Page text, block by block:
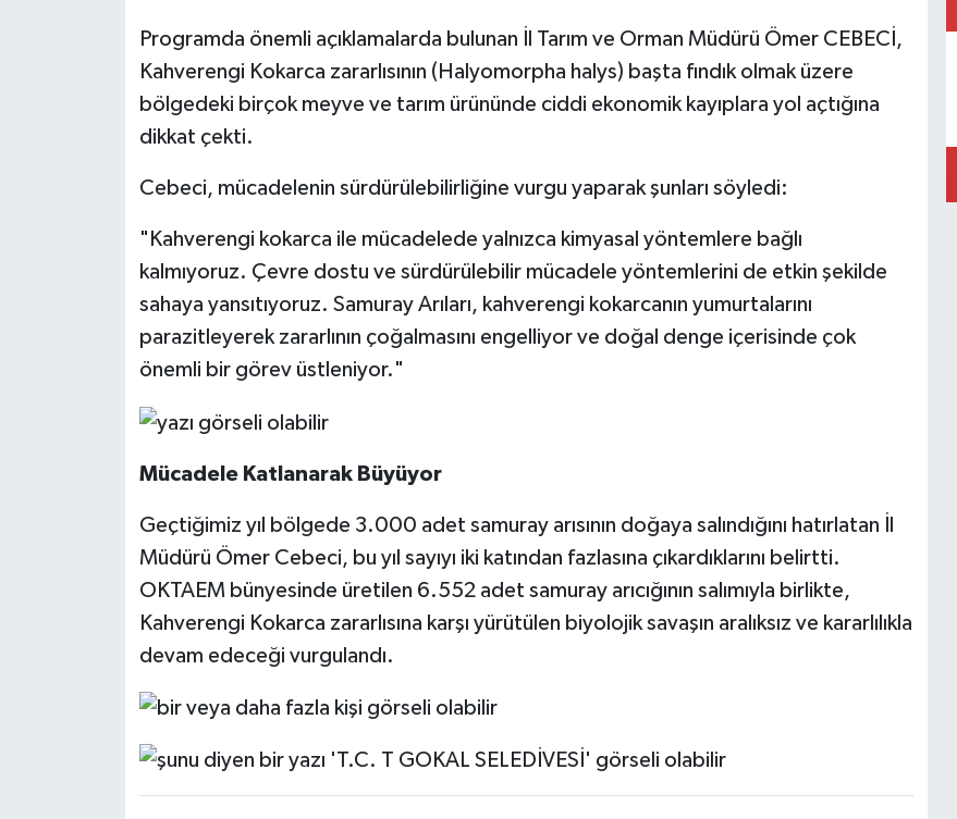
Programda önemli açıklamalarda bulunan İl Tarım ve Orman Müdürü Ömer CEBECİ,
Kahverengi Kokarca zararlısının (Halyomorpha halys) başta fındık olmak üzere
bölgedeki birçok meyve ve tarım ürününde ciddi ekonomik kayıplara yol açtığına
dikkat çekti.
Cebeci, mücadelenin sürdürülebilirliğine vurgu yaparak şunları söyledi:
"Kahverengi kokarca ile mücadelede yalnızca kimyasal yöntemlere bağlı
kalmıyoruz. Çevre dostu ve sürdürülebilir mücadele yöntemlerini de etkin şekilde
sahaya yansıtıyoruz. Samuray Arıları, kahverengi kokarcanın yumurtalarını
parazitleyerek zararlının çoğalmasını engelliyor ve doğal denge içerisinde çok
önemli bir görev üstleniyor."
Mücadele Katlanarak Büyüyor
Geçtiğimiz yıl bölgede 3.000 adet samuray arısının doğaya salındığını hatırlatan İl
Müdürü Ömer Cebeci, bu yıl sayıyı iki katından fazlasına çıkardıklarını belirtti.
OKTAEM bünyesinde üretilen 6.552 adet samuray arıcığının salımıyla birlikte,
Kahverengi Kokarca zararlısına karşı yürütülen biyolojik savaşın aralıksız ve kararlılıkla
devam edeceği vurgulandı.